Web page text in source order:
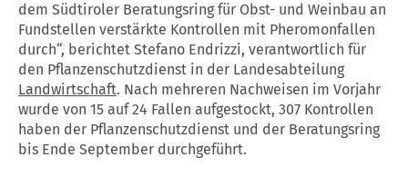
dem Südtiroler Beratungsring für Obst- und Weinbau an
Fundstellen verstärkte Kontrollen mit Pheromonfallen
durch“, berichtet Stefano Endrizzi, verantwortlich für
den Pflanzenschutzdienst in der Landesabteilung
Landwirtschaft. Nach mehreren Nachweisen im Vorjahr
wurde von 15 auf 24 Fallen aufgestockt, 307 Kontrollen
haben der Pflanzenschutzdienst und der Beratungsring
bis Ende September durchgeführt.